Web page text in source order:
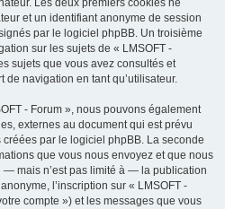
Les deux premiers cookies ne
et un identifiant anonyme de session
par le logiciel phpBB. Un troisième
sur les sujets de « LMSOFT -
sujets que vous avez consultés et
de navigation en tant qu’utilisateur.
- Forum », nous pouvons également
externes au document qui est prévu
par le logiciel phpBB. La seconde
que vous nous envoyez et que nous
mais n’est pas limité à — la publication
l’inscription sur « LMSOFT -
compte ») et les messages que vous